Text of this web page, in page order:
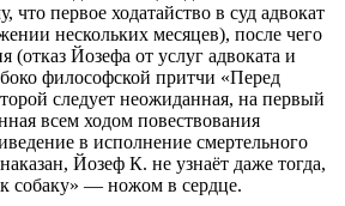
что первое ходатайство в суд адвокат
нескольких месяцев), после чего
(отказ Йозефа от услуг адвоката и
философской притчи «Перед
следует неожиданная, на первый
всем ходом повествования
в исполнение смертельного
Йозеф К. не узнаёт даже тогда,
собаку» — ножом в сердце.